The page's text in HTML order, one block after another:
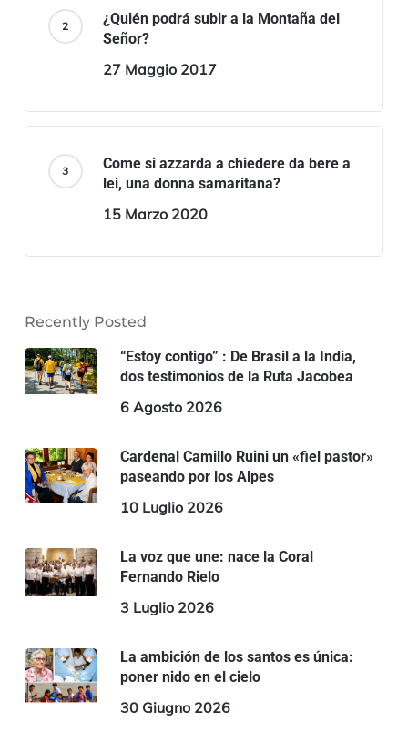
¿Quién podrá subir a la Montaña del
Señor?
27 Maggio 2017
Come si azzarda a chiedere da bere a
lei, una donna samaritana?
15 Marzo 2020
Recently Posted
“Estoy contigo” : De Brasil a la India,
dos testimonios de la Ruta Jacobea
6 Agosto 2026
Cardenal Camillo Ruini un «fiel pastor»
paseando por los Alpes
10 Luglio 2026
La voz que une: nace la Coral
Fernando Rielo
3 Luglio 2026
La ambición de los santos es única:
poner nido en el cielo
30 Giugno 2026